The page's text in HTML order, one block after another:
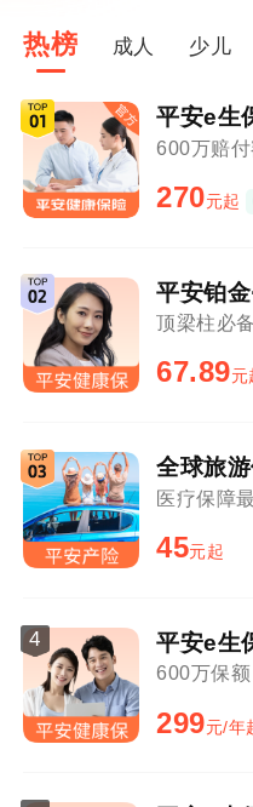
热榜 成人 少儿
平安e生
600万赔
270元起
平安铂
67.89元
全球旅
医疗保障
45元起
4 平安e生
600万保
299元/年